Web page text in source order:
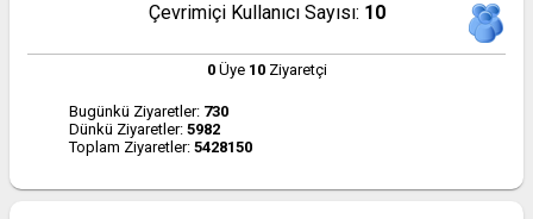
Çevrimiçi Kullanıcı Sayısı: 10
0Üye 10Ziyaretçi
Bugünkü Ziyaretler: 730
Dünkü Ziyaretler: 5982
Toplam Ziyaretler: 5428150